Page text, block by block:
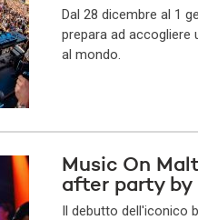
Dal 28 dicembre al 1
prepara ad accogliere
al mondo.
Music On
after party
Il debutto dell'iconico